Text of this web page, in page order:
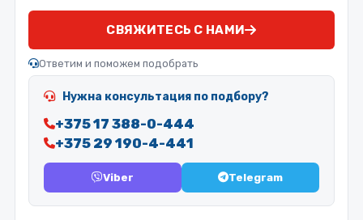
СВЯЖИТЕСЬ С НАМИ
Ответим и поможем подобрать
Нужна консультация по подбору?
+375 17 388-0-444
+375 29 190-4-441
Viber Telegram